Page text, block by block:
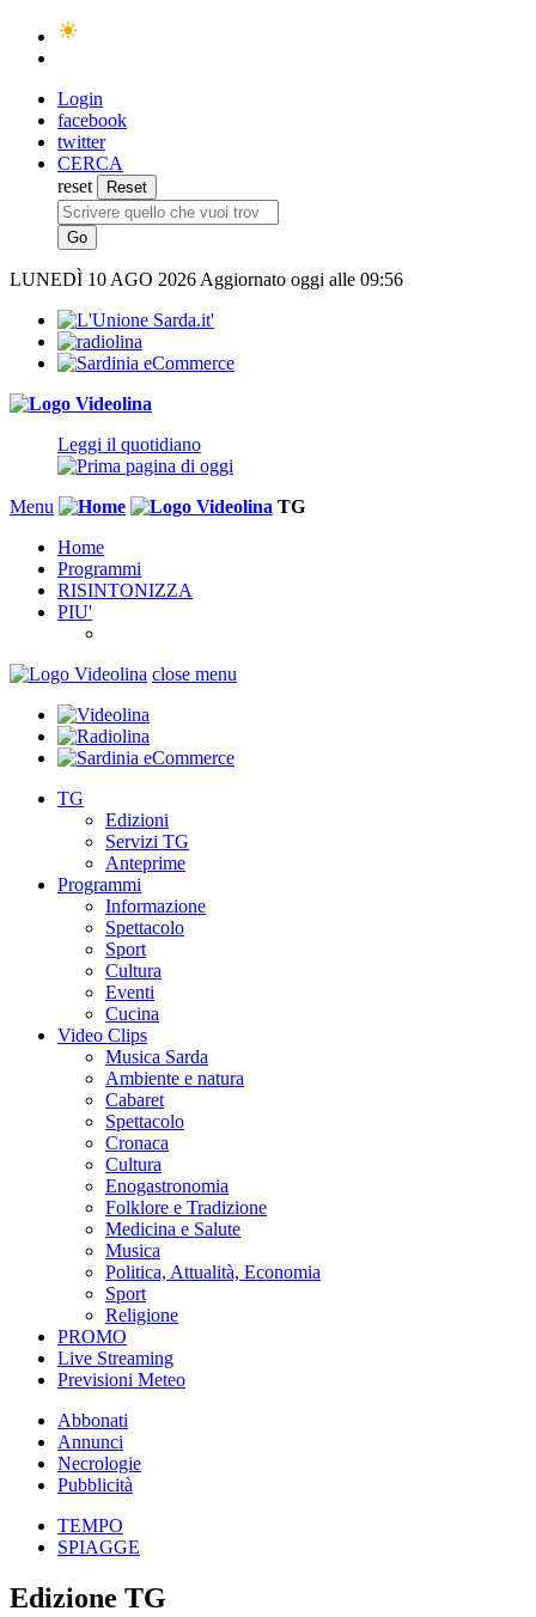
Login
facebook
twitter
CERCA
reset
LUNEDÌ 10 AGO 2026 Aggiornato oggi alle 09:56
Leggi il quotidiano
Menu
TG
Home
Programmi
RISINTONIZZA
PIU'
close menu
TG
Edizioni
Servizi TG
Anteprime
Programmi
Informazione
Spettacolo
Sport
Cultura
Eventi
Cucina
Video Clips
Musica Sarda
Ambiente e natura
Cabaret
Spettacolo
Cronaca
Cultura
Enogastronomia
Folklore e Tradizione
Medicina e Salute
Musica
Politica, Attualità, Economia
Sport
Religione
PROMO
Live Streaming
Previsioni Meteo
Abbonati
Annunci
Necrologie
Pubblicità
TEMPO
SPIAGGE
Edizione TG